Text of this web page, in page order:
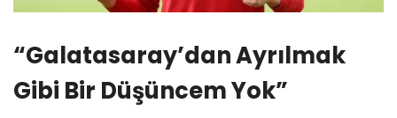
“Galatasaray’dan Ayrılmak
Gibi Bir Düşüncem Yok”